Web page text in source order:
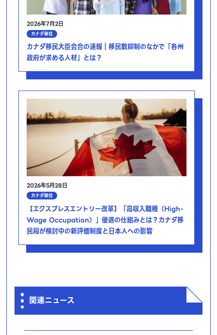
2026年7月2日
カナダ移住
カナダ移民大臣会合の速報｜移民数抑制のなかで「各州
政府が求める人材」とは？
2026年5月28日
カナダ移住
【エクスプレスエントリー改革】「高収入職種（High-
Wage Occupation）」優遇の仕組みとは？カナダ移
民局が検討中の新評価制度と日本人への影響
関連ニュース